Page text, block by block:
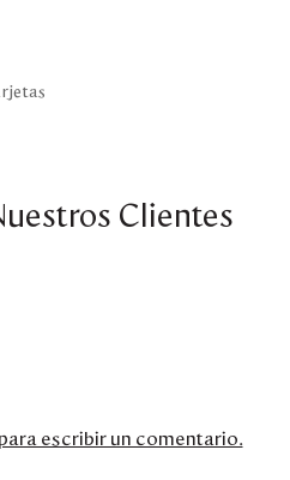
Clientes
escribir un comentario.